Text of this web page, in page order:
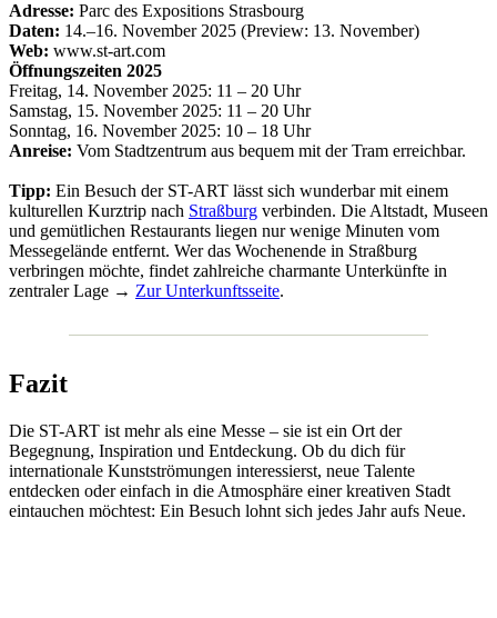
Adresse: Parc des Expositions Strasbourg
Daten: 14.–16. November 2025 (Preview: 13. November)
Web: www.st-art.com
Öffnungszeiten 2025
Freitag, 14. November 2025: 11 – 20 Uhr
Samstag, 15. November 2025: 11 – 20 Uhr
Sonntag, 16. November 2025: 10 – 18 Uhr
Anreise: Vom Stadtzentrum aus bequem mit der Tram erreichbar.
Tipp: Ein Besuch der ST-ART lässt sich wunderbar mit einem
kulturellen Kurztrip nach Straßburg verbinden. Die Altstadt, Museen
und gemütlichen Restaurants liegen nur wenige Minuten vom
Messegelände entfernt. Wer das Wochenende in Straßburg
verbringen möchte, findet zahlreiche charmante Unterkünfte in
zentraler Lage → Zur Unterkunftsseite.
Fazit
Die ST-ART ist mehr als eine Messe – sie ist ein Ort der
Begegnung, Inspiration und Entdeckung. Ob du dich für
internationale Kunstströmungen interessierst, neue Talente
entdecken oder einfach in die Atmosphäre einer kreativen Stadt
eintauchen möchtest: Ein Besuch lohnt sich jedes Jahr aufs Neue.